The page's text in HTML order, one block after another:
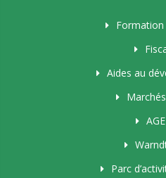
Aides au
Parc